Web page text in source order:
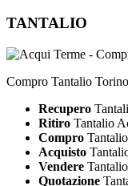
TANTALIO
Compro Tantalio Torino
Recupero
Ritiro Tantalio
Compro
Acquisto
Vendere
Quotazione